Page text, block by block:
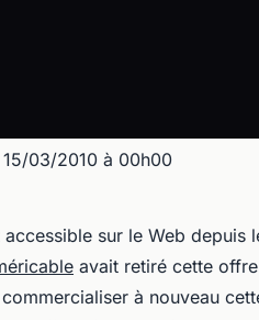
03/2010 à 00h00
accessible sur le Web
avait retiré cette
à nouveau